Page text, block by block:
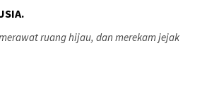
ruang hijau, dan merekam jejak